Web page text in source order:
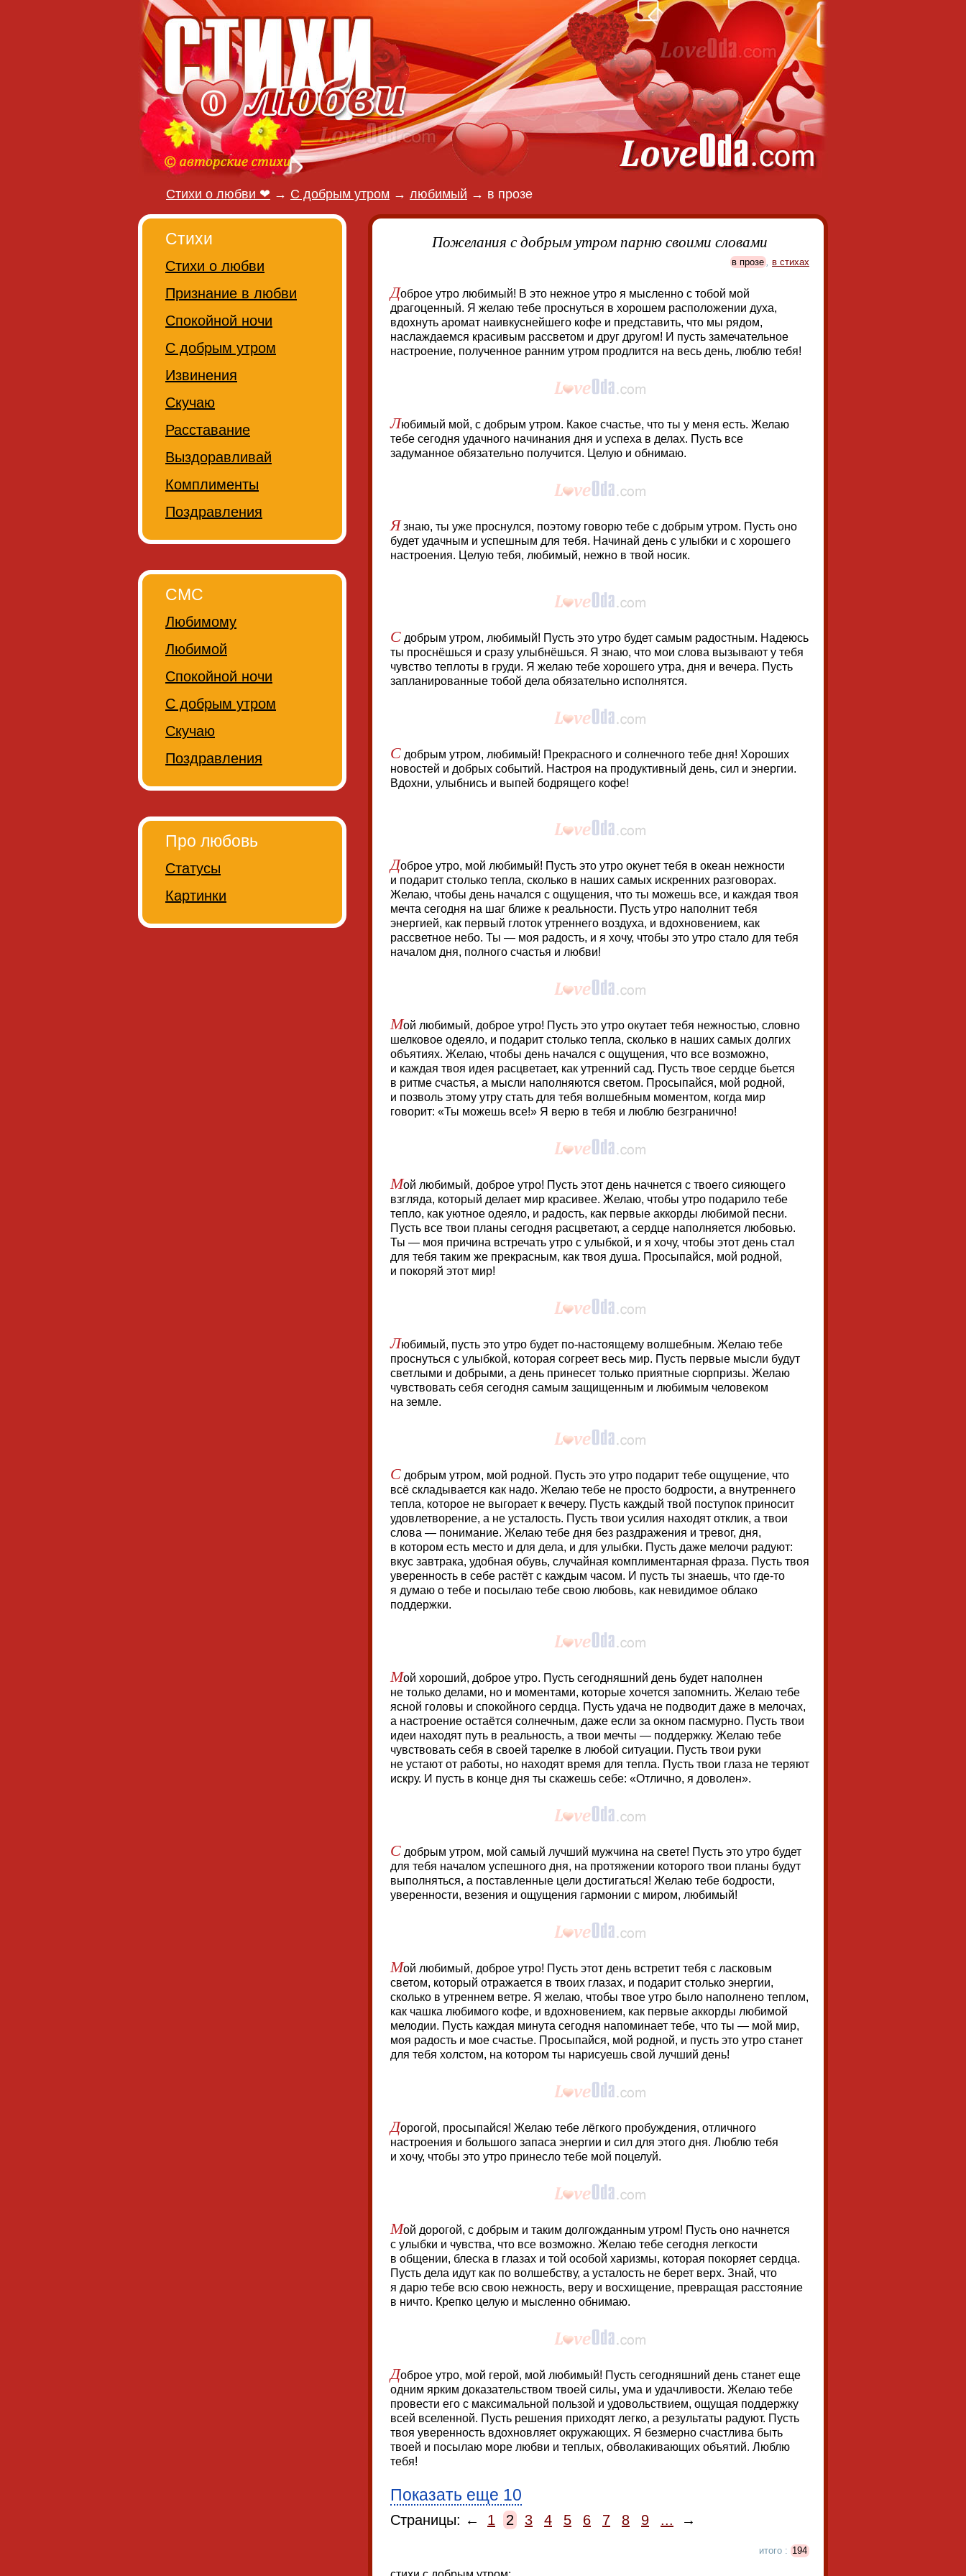
Стихи о любви ❤ → С добрым утром → любимый → в прозе
Пожелания с добрым утром парню своими словами
в прозе , в стихах
Доброе утро любимый! В это нежное утро я мысленно с тобой мой
драгоценный. Я желаю тебе проснуться в хорошем расположении духа,
вдохнуть аромат наивкуснейшего кофе и представить, что мы рядом,
наслаждаемся красивым рассветом и друг другом! И пусть замечательное
настроение, полученное ранним утром продлится на весь день, люблю тебя!
Любимый мой, с добрым утром. Какое счастье, что ты у меня есть. Желаю
тебе сегодня удачного начинания дня и успеха в делах. Пусть все
задуманное обязательно получится. Целую и обнимаю.
Я знаю, ты уже проснулся, поэтому говорю тебе с добрым утром. Пусть оно
будет удачным и успешным для тебя. Начинай день с улыбки и с хорошего
настроения. Целую тебя, любимый, нежно в твой носик.
С добрым утром, любимый! Пусть это утро будет самым радостным. Надеюсь
ты проснёшься и сразу улыбнёшься. Я знаю, что мои слова вызывают у тебя
чувство теплоты в груди. Я желаю тебе хорошего утра, дня и вечера. Пусть
запланированные тобой дела обязательно исполнятся.
С добрым утром, любимый! Прекрасного и солнечного тебе дня! Хороших
новостей и добрых событий. Настроя на продуктивный день, сил и энергии.
Вдохни, улыбнись и выпей бодрящего кофе!
Доброе утро, мой любимый! Пусть это утро окунет тебя в океан нежности
и подарит столько тепла, сколько в наших самых искренних разговорах.
Желаю, чтобы день начался с ощущения, что ты можешь все, и каждая твоя
мечта сегодня на шаг ближе к реальности. Пусть утро наполнит тебя
энергией, как первый глоток утреннего воздуха, и вдохновением, как
рассветное небо. Ты — моя радость, и я хочу, чтобы это утро стало для тебя
началом дня, полного счастья и любви!
Мой любимый, доброе утро! Пусть это утро окутает тебя нежностью, словно
шелковое одеяло, и подарит столько тепла, сколько в наших самых долгих
объятиях. Желаю, чтобы день начался с ощущения, что все возможно,
и каждая твоя идея расцветает, как утренний сад. Пусть твое сердце бьется
в ритме счастья, а мысли наполняются светом. Просыпайся, мой родной,
и позволь этому утру стать для тебя волшебным моментом, когда мир
говорит: «Ты можешь все!» Я верю в тебя и люблю безгранично!
Мой любимый, доброе утро! Пусть этот день начнется с твоего сияющего
взгляда, который делает мир красивее. Желаю, чтобы утро подарило тебе
тепло, как уютное одеяло, и радость, как первые аккорды любимой песни.
Пусть все твои планы сегодня расцветают, а сердце наполняется любовью.
Ты — моя причина встречать утро с улыбкой, и я хочу, чтобы этот день стал
для тебя таким же прекрасным, как твоя душа. Просыпайся, мой родной,
и покоряй этот мир!
Любимый, пусть это утро будет по-настоящему волшебным. Желаю тебе
проснуться с улыбкой, которая согреет весь мир. Пусть первые мысли будут
светлыми и добрыми, а день принесет только приятные сюрпризы. Желаю
чувствовать себя сегодня самым защищенным и любимым человеком
на земле.
С добрым утром, мой родной. Пусть это утро подарит тебе ощущение, что
всё складывается как надо. Желаю тебе не просто бодрости, а внутреннего
тепла, которое не выгорает к вечеру. Пусть каждый твой поступок приносит
удовлетворение, а не усталость. Пусть твои усилия находят отклик, а твои
слова — понимание. Желаю тебе дня без раздражения и тревог, дня,
в котором есть место и для дела, и для улыбки. Пусть даже мелочи радуют:
вкус завтрака, удобная обувь, случайная комплиментарная фраза. Пусть твоя
уверенность в себе растёт с каждым часом. И пусть ты знаешь, что где-то
я думаю о тебе и посылаю тебе свою любовь, как невидимое облако
поддержки.
Мой хороший, доброе утро. Пусть сегодняшний день будет наполнен
не только делами, но и моментами, которые хочется запомнить. Желаю тебе
ясной головы и спокойного сердца. Пусть удача не подводит даже в мелочах,
а настроение остаётся солнечным, даже если за окном пасмурно. Пусть твои
идеи находят путь в реальность, а твои мечты — поддержку. Желаю тебе
чувствовать себя в своей тарелке в любой ситуации. Пусть твои руки
не устают от работы, но находят время для тепла. Пусть твои глаза не теряют
искру. И пусть в конце дня ты скажешь себе: «Отлично, я доволен».
С добрым утром, мой самый лучший мужчина на свете! Пусть это утро будет
для тебя началом успешного дня, на протяжении которого твои планы будут
выполняться, а поставленные цели достигаться! Желаю тебе бодрости,
уверенности, везения и ощущения гармонии с миром, любимый!
Мой любимый, доброе утро! Пусть этот день встретит тебя с ласковым
светом, который отражается в твоих глазах, и подарит столько энергии,
сколько в утреннем ветре. Я желаю, чтобы твое утро было наполнено теплом,
как чашка любимого кофе, и вдохновением, как первые аккорды любимой
мелодии. Пусть каждая минута сегодня напоминает тебе, что ты — мой мир,
моя радость и мое счастье. Просыпайся, мой родной, и пусть это утро станет
для тебя холстом, на котором ты нарисуешь свой лучший день!
Дорогой, просыпайся! Желаю тебе лёгкого пробуждения, отличного
настроения и большого запаса энергии и сил для этого дня. Люблю тебя
и хочу, чтобы это утро принесло тебе мой поцелуй.
Мой дорогой, с добрым и таким долгожданным утром! Пусть оно начнется
с улыбки и чувства, что все возможно. Желаю тебе сегодня легкости
в общении, блеска в глазах и той особой харизмы, которая покоряет сердца.
Пусть дела идут как по волшебству, а усталость не берет верх. Знай, что
я дарю тебе всю свою нежность, веру и восхищение, превращая расстояние
в ничто. Крепко целую и мысленно обнимаю.
Доброе утро, мой герой, мой любимый! Пусть сегодняшний день станет еще
одним ярким доказательством твоей силы, ума и удачливости. Желаю тебе
провести его с максимальной пользой и удовольствием, ощущая поддержку
всей вселенной. Пусть решения приходят легко, а результаты радуют. Пусть
твоя уверенность вдохновляет окружающих. Я безмерно счастлива быть
твоей и посылаю море любви и теплых, обволакивающих объятий. Люблю
тебя!
Показать еще 10
Страницы: ← 1 2 3 4 5 6 7 8 9 ... →
итого : 194
Стихи
Стихи о любви
Признание в любви
Спокойной ночи
С добрым утром
Извинения
Скучаю
Расставание
Выздоравливай
Комплименты
Поздравления
СМС
Любимому
Любимой
Спокойной ночи
С добрым утром
Скучаю
Поздравления
Про любовь
Статусы
Картинки